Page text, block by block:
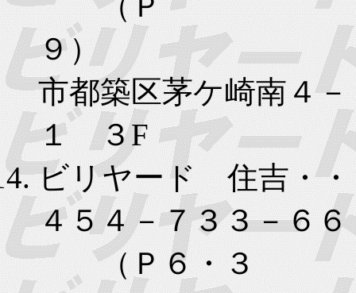
９
市都築区茅ケ崎南４
１ ３F
ビリヤード 住吉・
４５４－７３３－６６
（Ｐ６・３